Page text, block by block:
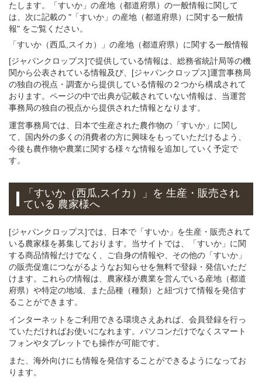
たします。「すいか」の産地（都道府県）の一般情報に関して
は、次に記載の "「すいか」の産地（都道府県）に関する一般情
報" をご覧ください。
「すいか（西瓜,スイカ）」 の産地（都道府県）に関する一般情報
[ジャパンクロップス]で提供している情報は、総務省統計局等の機
関から公表されている情報及び、[ジャパンクロップス]運営事務局
の独自の視点・調査から提供している情報の２つから構成されて
おります。ページの中で出典が記載されていない情報は、当運営
事務局の独自の視点から提供された情報となります。
運営事務局では、日本で生産された農作物の「すいか」に関し
て、国内外の多くの消費者の方に興味をもっていただけるよう、
今後も農作物や農業に関する様々な情報を追加していく予定で
す。
「すいか（西瓜,スイカ）」 を 生産・販売され
ている 農家様へ
[ジャパンクロップス]では、日本で「すいか」を生産・販売されて
いる農家様を募集しております。当サイトでは、「すいか」に関
する商品情報だけでなく、ご自身の情報や、その他の「すいか」
の販売促進につながるようなお知らせを無料で登録・発信いただ
けます。これらの情報は、農家様が農業を営んでいる産地（都道
府県）や特定の地域、また品種（種類）と紐づけて情報を発信す
ることができます。
インターネットをご利用できる環境さえあれば、会員登録を行っ
ていただければお使いになれます。パソコンだけでなくスマート
フォンやタブレットでも操作が可能です。
また、海外向けにも情報を発信することができるようになってお
ります。